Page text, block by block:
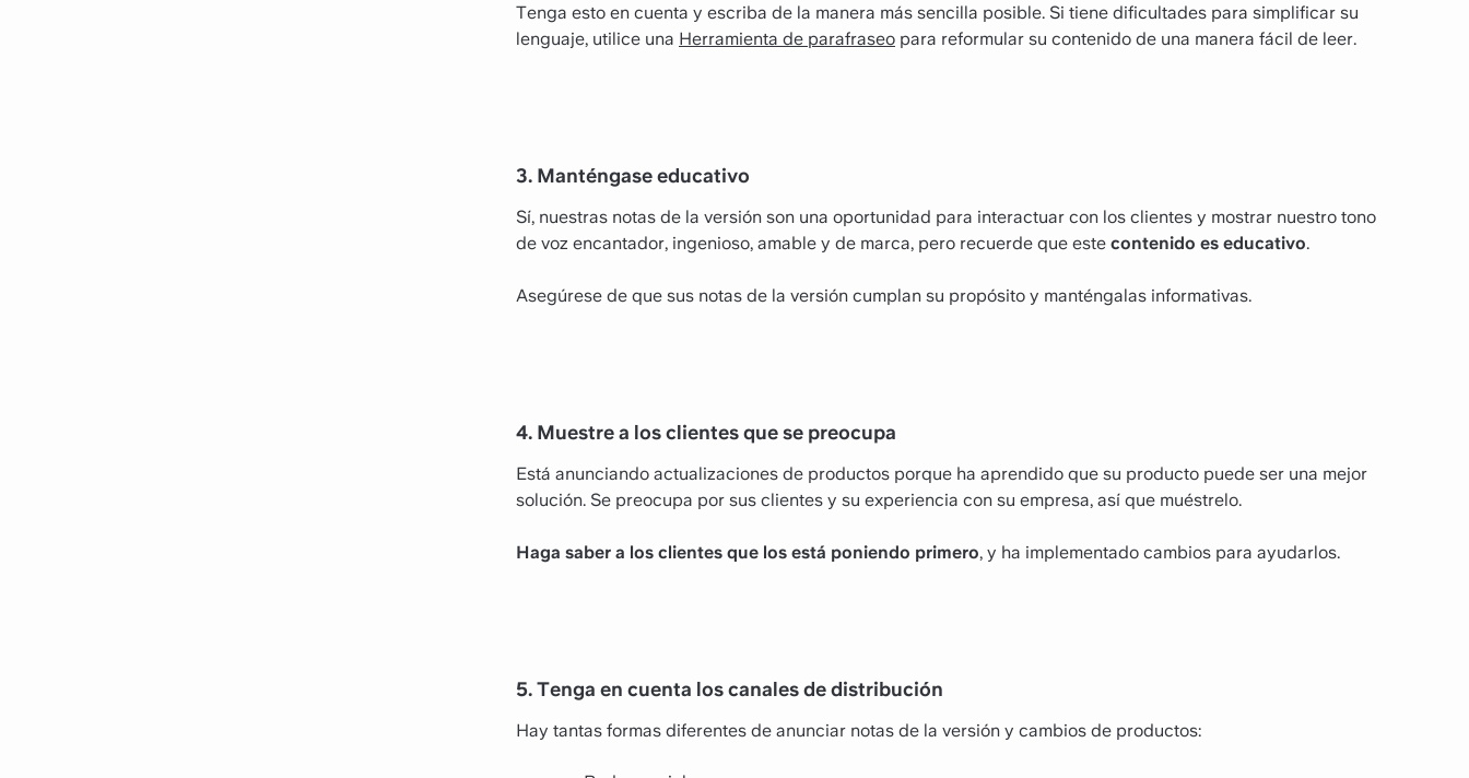
Tenga esto en cuenta y escriba de la manera más sencilla posible. Si tiene dificultades para simplificar su
lenguaje, utilice una Herramienta de parafraseo para reformular su contenido de una manera fácil de leer.
3. Manténgase educativo
Sí, nuestras notas de la versión son una oportunidad para interactuar con los clientes y mostrar nuestro tono
de voz encantador, ingenioso, amable y de marca, pero recuerde que este contenido es educativo.
Asegúrese de que sus notas de la versión cumplan su propósito y manténgalas informativas.
4. Muestre a los clientes que se preocupa
Está anunciando actualizaciones de productos porque ha aprendido que su producto puede ser una mejor
solución. Se preocupa por sus clientes y su experiencia con su empresa, así que muéstrelo.
Haga saber a los clientes que los está poniendo primero, y ha implementado cambios para ayudarlos.
5. Tenga en cuenta los canales de distribución
Hay tantas formas diferentes de anunciar notas de la versión y cambios de productos: